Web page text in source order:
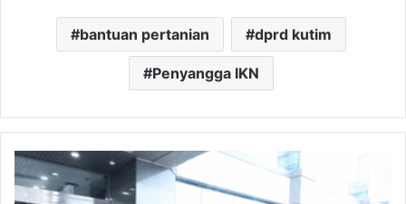
bantuan pertanian dprd kutim
Penyangga IKN
HUT
Korpri
ke-